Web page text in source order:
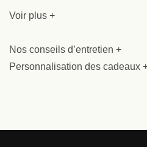
Voir plus +
Nos conseils d’entretien +
Personnalisation des cadeaux